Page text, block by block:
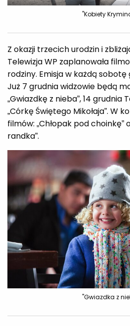
"Kobiety
Z okazji trzecich urodzin i
Telewizja WP zaplanowała
rodziny. Emisja w każdą sobotę
Już 7 grudnia widzowie będą
„Gwiazdkę z nieba”, 14 grudnia
„Córkę Świętego Mikołaja”. W
filmów: „Chłopak pod choinkę”
randka”.
"Gwiazdka z